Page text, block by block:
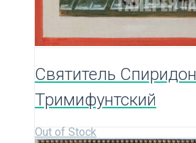
Святитель Спиридон
Тримифунтский
Out of Stock